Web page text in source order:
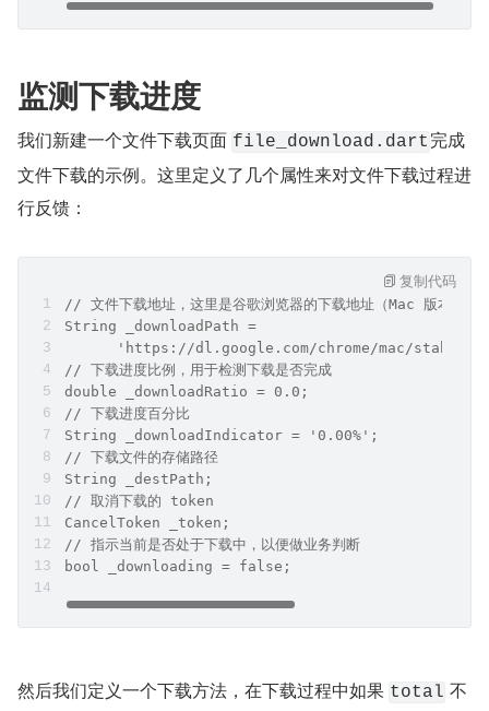
监测下载进度
我们新建一个文件下载页面 file_download.dart 完成
文件下载的示例。这里定义了几个属性来对文件下载过程进
行反馈：
// 文件下载地址，这里是谷歌浏览器的下载地址（Mac 版本）
String _downloadPath =
'https://dl.google.com/chrome/mac/stable/
// 下载进度比例，用于检测下载是否完成
double _downloadRatio = 0.0;
// 下载进度百分比
String _downloadIndicator = '0.00%';
// 下载文件的存储路径
String _destPath;
// 取消下载的 token
CancelToken _token;
// 指示当前是否处于下载中，以便做业务判断
bool _downloading = false;
复制代码
然后我们定义一个下载方法，在下载过程中如果 total 不